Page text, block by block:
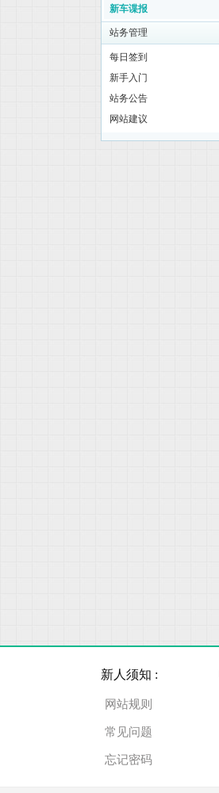
托
新车谍报
站务管理
每日签到
新手入门
站务公告
网站建议
新人须知 :
网站规则
常见问题
忘记密码